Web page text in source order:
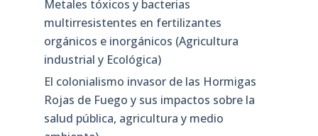
Metales tóxicos y bacterias
multirresistentes en fertilizantes
orgánicos e inorgánicos (Agricultura
industrial y Ecológica)
El colonialismo invasor de las Hormigas
Rojas de Fuego y sus impactos sobre la
salud pública, agricultura y medio